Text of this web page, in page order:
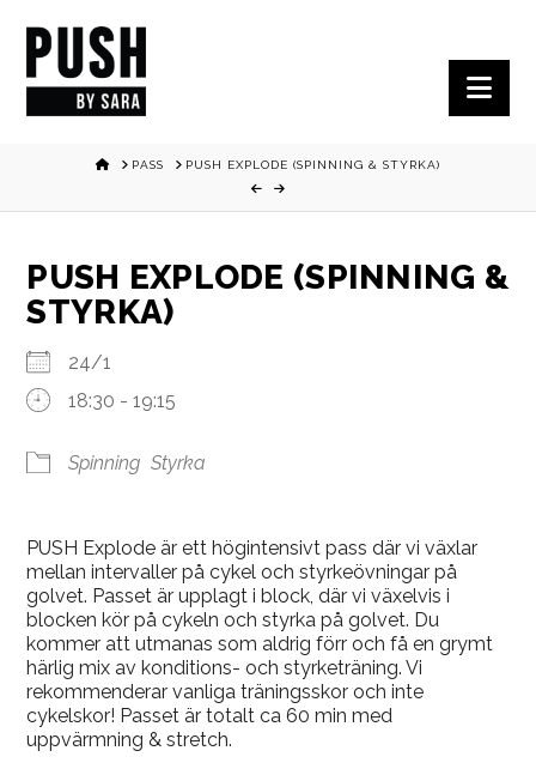
HOMEPASS PUSH EXPLODE (SPINNING & STYRKA)
PUSH EXPLODE (SPINNING &
STYRKA)
24/1
18:30 - 19:15
Spinning Styrka
PUSH Explode är ett högintensivt pass där vi växlar
mellan intervaller på cykel och styrkeövningar på
golvet. Passet är upplagt i block, där vi växelvis i
blocken kör på cykeln och styrka på golvet. Du
kommer att utmanas som aldrig förr och få en grymt
härlig mix av konditions- och styrketräning. Vi
rekommenderar vanliga träningsskor och inte
cykelskor! Passet är totalt ca 60 min med
uppvärmning & stretch.